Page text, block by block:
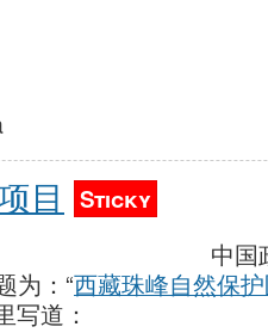
目 Sticky
中国
为：“西藏珠峰自然保护
写道：